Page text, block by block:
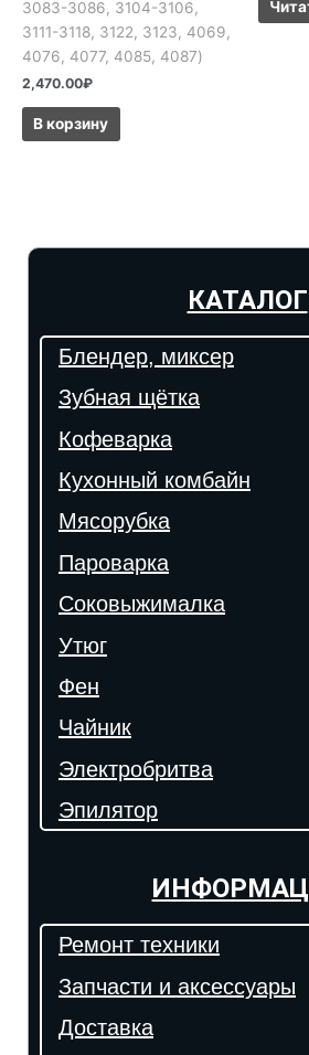
3083-3086, 3104-3106,
3111-3118, 3122, 3123, 4069,
4076, 4077, 4085, 4087)
2,470.00₽
В корзину
КАТАЛОГ
Блендер, миксер
Зубная щётка
Кофеварка
Кухонный комбайн
Мясорубка
Пароварка
Соковыжималка
Утюг
Фен
Чайник
Электробритва
Эпилятор
Ремонт техники
Запчасти и аксессуары
Доставка